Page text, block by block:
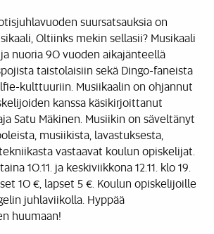
suursatsauksia on
Oltiinks mekin sellasii? Musikaali
nuoria 90 vuoden aikajänteellä
taistolaisiin sekä Dingo-faneista
kulttuuriin. Musiikaalin on ohjannut
kanssa käsikirjoittanut
Satu Mäkinen. Musiikin on säveltänyt
musiikista, lavastuksesta,
vastaavat koulun opiskelijat.
10.11. ja keskiviikkona 12.11. klo 19.
10 €, lapset 5 €. Koulun opiskelijoille
juhlaviikolla. Hyppää
huumaan!